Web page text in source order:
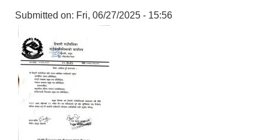
Submitted on: Fri, 06/27/2025 - 15:56